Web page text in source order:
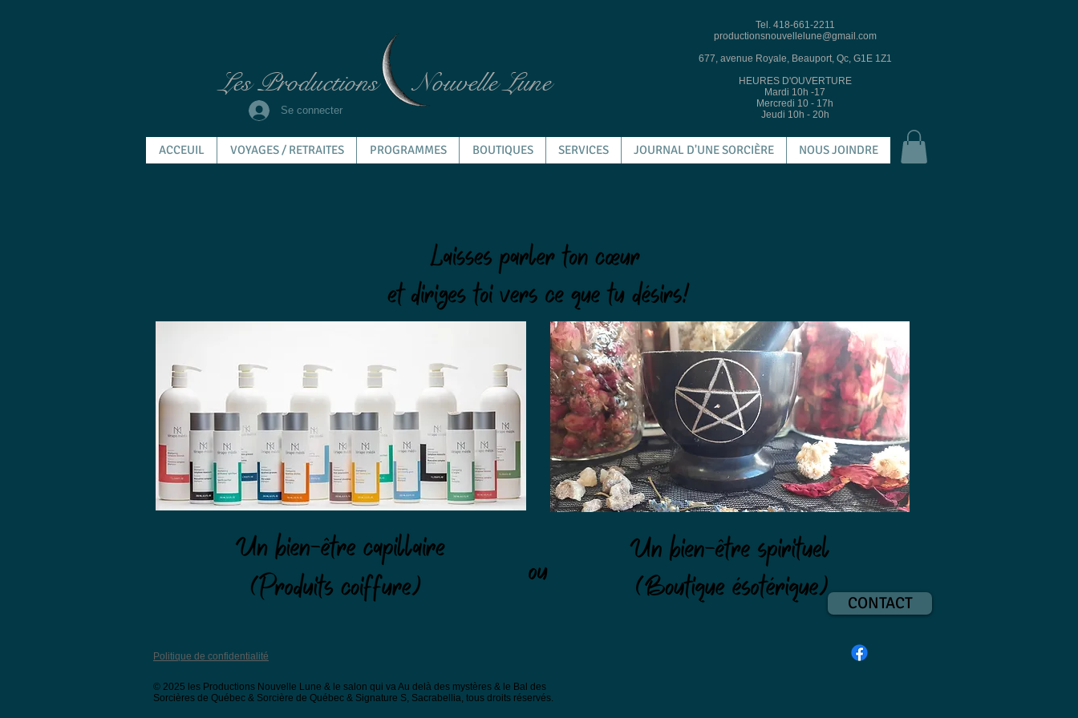
Les Productions Nouvelle Lune
Tel. 418-661-2211
productionsnouvellelune@gmail.com
677, avenue Royale, Beauport, Qc, G1E 1Z1
HEURES D'OUVERTURE
Mardi 10h -17
Mercredi 10 - 17h
Jeudi 10h - 20h
ACCEUIL VOYAGES / RETRAITES PROGRAMMES BOUTIQUES SERVICES JOURNAL D'UNE SORCIÈRE NOUS JOINDRE
Se connecter
CONTACT
Politique de confidentialité
© 2025 les Productions Nouvelle Lune & le salon qui va Au delà des mystères & le Bal des
Sorcières de Québec & Sorcière de Québec & Signature S, Sacrabellia, tous droits réservés.